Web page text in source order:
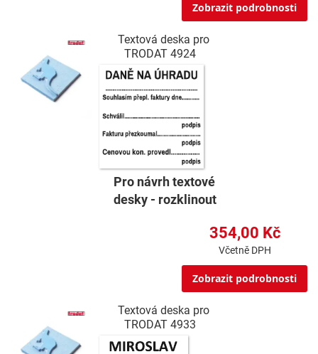
Zobrazit podrobnosti
Textová deska pro
TRODAT 4924
Pro návrh textové
desky - rozklinout
354,00 Kč
Včetně DPH
Zobrazit podrobnosti
Textová deska pro
TRODAT 4933